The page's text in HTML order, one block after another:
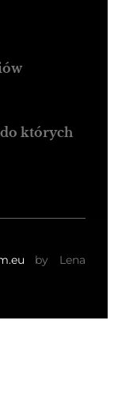
których
by Lena